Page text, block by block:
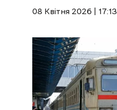
08 Квітня 2026 | 17:13